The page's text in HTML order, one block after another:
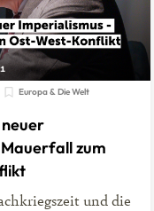
Europa & Die Welt
zum
und die